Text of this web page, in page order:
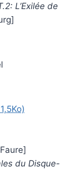
L’Exilée de
du Disque-